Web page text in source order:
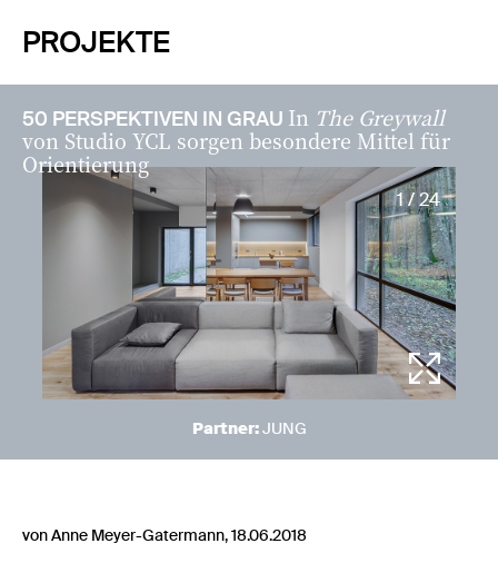
PROJEKTE
50 PERSPEKTIVEN IN GRAU In The Greywall
von Studio YCL sorgen besondere Mittel für
Orientierung
1 / 24
Partner:JUNG
von Anne Meyer-Gatermann, 18.06.2018